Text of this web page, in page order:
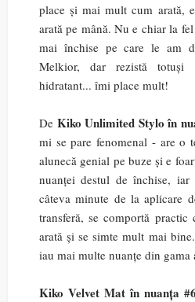
place și mai mult cum arată,
arată pe mână. Nu e chiar la
mai închise pe care le am
Melkior, dar rezistă
hidratant... îmi place mult!
De Kiko Unlimited Stylo în
mi se pare fenomenal - are o
alunecă genial pe buze și e
nuanței destul de închise,
câteva minute de la aplicare
transferă, se comportă
arată și se simte mult mai
iau mai multe nuanțe din gama
Kiko Velvet Mat în nuanța